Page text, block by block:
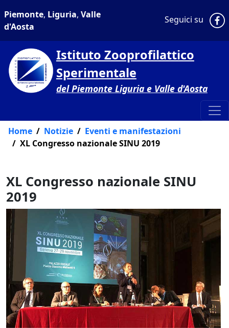
Piemonte, Liguria, Valle
d'Aosta
Seguici su
Istituto Zooprofilattico
Sperimentale
del Piemonte Liguria e Valle d'Aosta
Home Notizie
Eventi e manifestazioni
XL Congresso nazionale SINU 2019
XL Congresso nazionale SINU
2019